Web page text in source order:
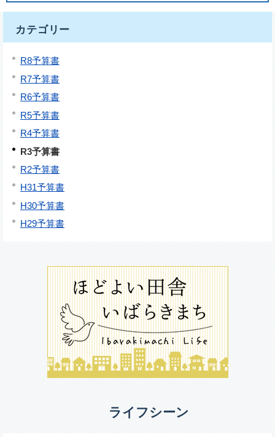
カテゴリー
R8予算書
R7予算書
R6予算書
R5予算書
R4予算書
R3予算書
R2予算書
H31予算書
H30予算書
H29予算書
ライフシーン